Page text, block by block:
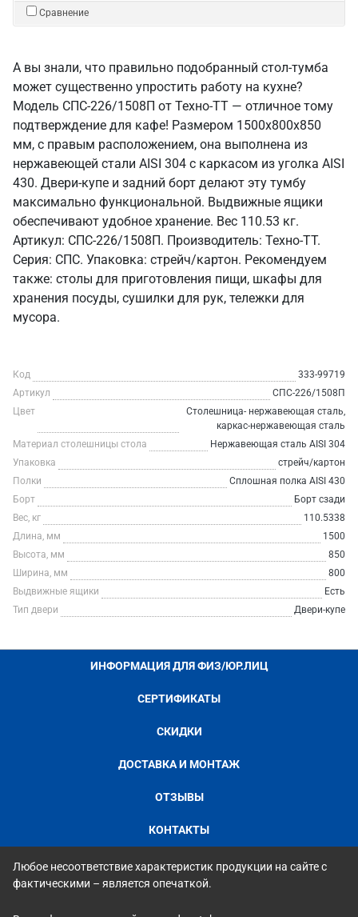
Сравнение
А вы знали, что правильно подобранный стол-тумба
может существенно упростить работу на кухне?
Модель СПС-226/1508П от Техно-ТТ — отличное тому
подтверждение для кафе! Размером 1500x800x850
мм, с правым расположением, она выполнена из
нержавеющей стали AISI 304 с каркасом из уголка AISI
430. Двери-купе и задний борт делают эту тумбу
максимально функциональной. Выдвижные ящики
обеспечивают удобное хранение. Вес 110.53 кг.
Артикул: СПС-226/1508П. Производитель: Техно-ТТ.
Серия: СПС. Упаковка: стрейч/картон. Рекомендуем
также: столы для приготовления пищи, шкафы для
хранения посуды, сушилки для рук, тележки для
мусора.
Код
333-99719
Артикул
СПС-226/1508П
Цвет
Столешница- нержавеющая сталь,
каркас-нержавеющая сталь
Материал столешницы стола
Нержавеющая сталь AISI 304
Упаковка
стрейч/картон
Полки
Сплошная полка AISI 430
Борт
Борт сзади
Вес, кг
110.5338
Длина, мм
1500
Высота, мм
850
Ширина, мм
800
Выдвижные ящики
Есть
Тип двери
Двери-купе
ИНФОРМАЦИЯ ДЛЯ ФИЗ/ЮР.ЛИЦ
СЕРТИФИКАТЫ
СКИДКИ
ДОСТАВКА И МОНТАЖ
ОТЗЫВЫ
КОНТАКТЫ
Любое несоответствие характеристик продукции на сайте с
фактическими – является опечаткой.